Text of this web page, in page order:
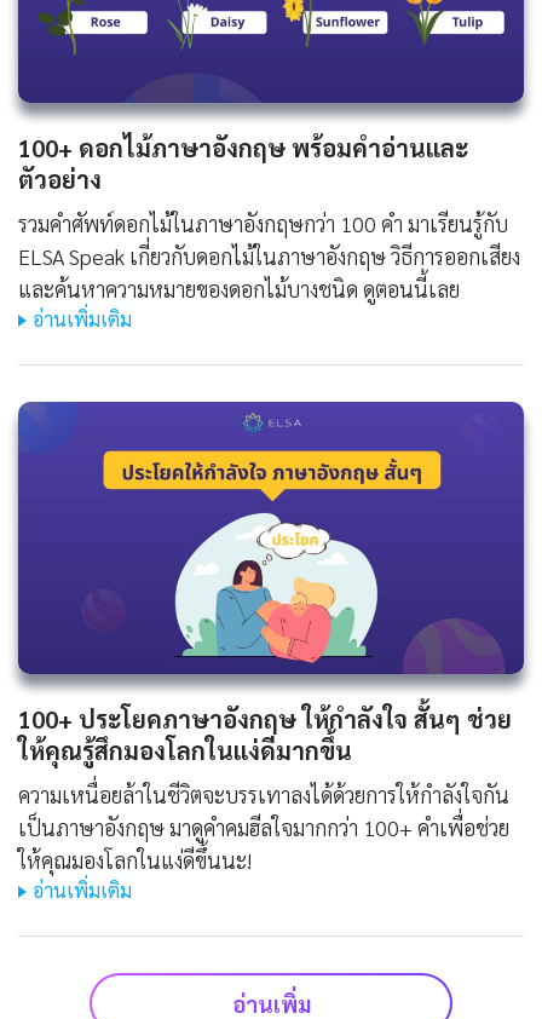
100+ ดอกไม้ภาษาอังกฤษ พร้อมคำอ่านและ
ตัวอย่าง
รวมคำศัพท์ดอกไม้ในภาษาอังกฤษกว่า 100 คำ มาเรียนรู้กับ
ELSA Speak เกี่ยวกับดอกไม้ในภาษาอังกฤษ วิธีการออกเสียง
และค้นหาความหมายของดอกไม้บางชนิด ดูตอนนี้เลย
อ่านเพิ่มเติม
100+ ประโยคภาษาอังกฤษ ให้กําลังใจ สั้นๆ ช่วย
ให้คุณรู้สึกมองโลกในแง่ดีมากขึ้น
ความเหนื่อยล้าในชีวิตจะบรรเทาลงได้ด้วยการให้กำลังใจกัน
เป็นภาษาอังกฤษ มาดูคำคมฮีลใจมากกว่า 100+ คำเพื่อช่วย
ให้คุณมองโลกในแง่ดีขึ้นนะ!
อ่านเพิ่มเติม
อ่านเพิ่ม